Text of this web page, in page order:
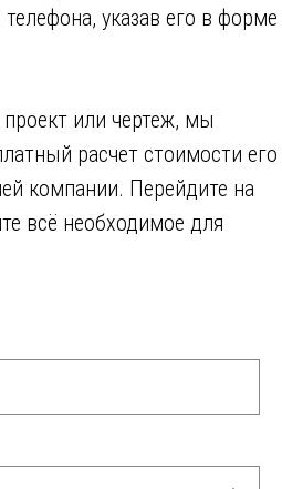
указав его в форме
или чертеж, мы
расчет стоимости его
компании. Перейдите на
всё необходимое для